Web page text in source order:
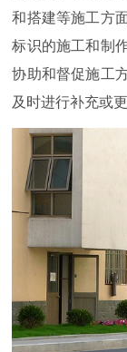
和搭建等施工方
标识的施工和制
协助和督促施工
及时进行补充或